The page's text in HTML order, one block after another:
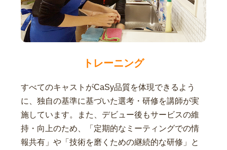
トレーニング
すべてのキャストがCaSy品質を体現できるよう
に、独自の基準に基づいた選考・研修を講師が実
施しています。また、デビュー後もサービスの維
持・向上のため、「定期的なミーティングでの情
報共有」や「技術を磨くための継続的な研修」と